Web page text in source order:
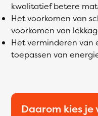
kwalitatief betere
Het voorkomen van
voorkomen van
Het verminderen van
toepassen van
Daarom kies je